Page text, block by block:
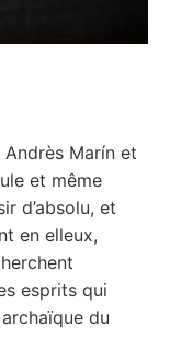
Marín et
et même
d’absolu, et
en elleux,
esprits qui
du